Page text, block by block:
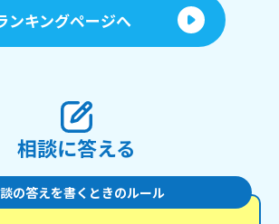
ンキングページへ
相談に答える
の答えを書くときのルール